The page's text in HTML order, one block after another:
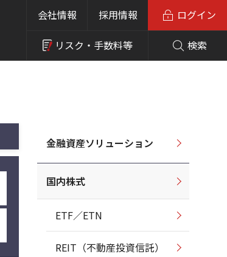
会社情報 採用情報
リスク・ 手数料等 検索
ログイン
金融資産ソリューション
国内株式
ETF／ETN
REIT（不動産投資信託）